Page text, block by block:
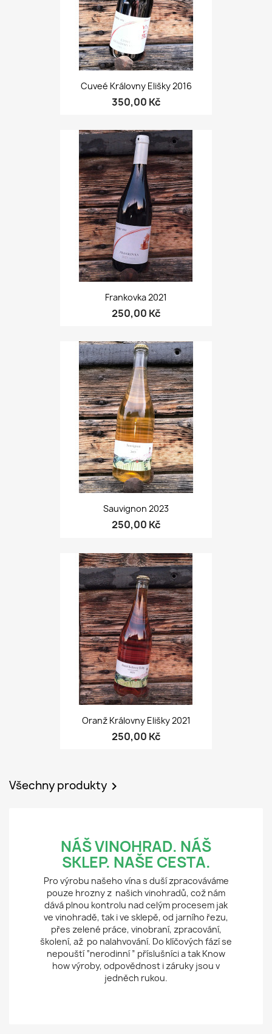
Cuveé Královny Elišky 2016
350,00 Kč
Frankovka 2021
250,00 Kč
Sauvignon 2023
250,00 Kč
Oranž Královny Elišky 2021
250,00 Kč
Všechny produkty 
NÁŠ VINOHRAD. NÁŠ
SKLEP. NAŠE CESTA.
Pro výrobu našeho vína s duší zpracováváme
pouze hrozny z našich vinohradů, což nám
dává plnou kontrolu nad celým procesem jak
ve vinohradě, tak i ve sklepě, od jarního řezu,
přes zelené práce, vinobraní, zpracování,
školení, až po nalahvování. Do klíčových fází se
nepouští “nerodinní ” příslušníci a tak Know
how výroby, odpovědnost i záruky jsou v
jedněch rukou.